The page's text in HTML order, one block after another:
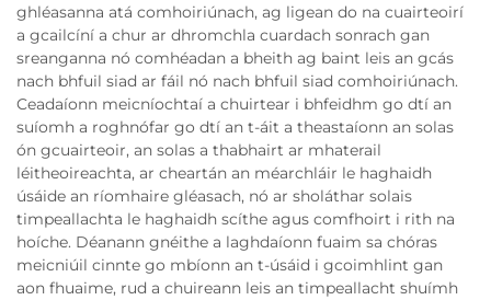
ghléasanna atá comhoiriúnach, ag ligean do na cuairteoirí
a gcailcíní a chur ar dhromchla cuardach sonrach gan
sreanganna nó comhéadan a bheith ag baint leis an gcás
nach bhfuil siad ar fáil nó nach bhfuil siad comhoiriúnach.
Ceadaíonn meicníochtaí a chuirtear i bhfeidhm go dtí an
suíomh a roghnófar go dtí an t-áit a theastaíonn an solas
ón gcuairteoir, an solas a thabhairt ar mhaterail
léitheoireachta, ar cheartán an méarchláir le haghaidh
úsáide an ríomhaire gléasach, nó ar sholáthar solais
timpeallachta le haghaidh scíthe agus comfhoirt i rith na
hoíche. Déanann gnéithe a laghdaíonn fuaim sa chóras
meicniúil cinnte go mbíonn an t-úsáid i gcoimhlint gan
aon fhuaime, rud a chuireann leis an timpeallacht shuímh